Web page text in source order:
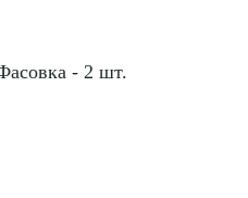
- 2 шт.